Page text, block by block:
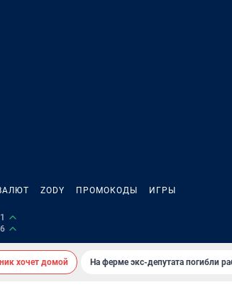
ZODY ПРОМОКОДЫ ИГРЫ
хочет домой На ферме экс-депутата погибли